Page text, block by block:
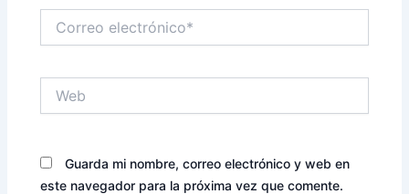
electrónico*
Guarda mi nombre, correo electrónico y web en
este navegador para la próxima vez que comente.